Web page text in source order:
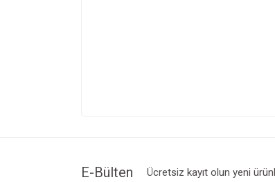
E-Bülten Ücretsiz kayıt olun yeni